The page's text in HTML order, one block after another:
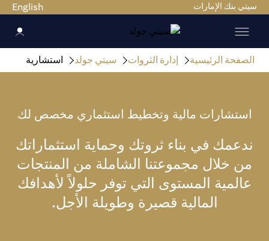
سيتي بنك الإمارات English
الصفحة الرئيسية إدارة الثروات سيتي جولد استشارية
استشارات مالية وتخطيط استثماري مخصص لك
ندعمك في بناء ثروتك وحماية استثماراتك
من خلال مجموعتنا الشاملة من المنتجات
عالمية المستوى التي توفر حلولاً لأهدافك
المالية قصيرة وطويلة الأجل.